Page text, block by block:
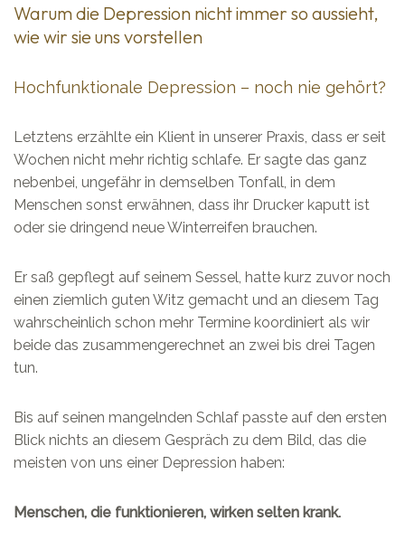
Warum die Depression nicht immer so aussieht,
wie wir sie uns vorstellen
Hochfunktionale Depression – noch nie gehört?
Letztens erzählte ein Klient in unserer Praxis, dass er seit
Wochen nicht mehr richtig schlafe. Er sagte das ganz
nebenbei, ungefähr in demselben Tonfall, in dem
Menschen sonst erwähnen, dass ihr Drucker kaputt ist
oder sie dringend neue Winterreifen brauchen.
Er saß gepflegt auf seinem Sessel, hatte kurz zuvor noch
einen ziemlich guten Witz gemacht und an diesem Tag
wahrscheinlich schon mehr Termine koordiniert als wir
beide das zusammengerechnet an zwei bis drei Tagen
tun.
Bis auf seinen mangelnden Schlaf passte auf den ersten
Blick nichts an diesem Gespräch zu dem Bild, das die
meisten von uns einer Depression haben:
Menschen, die funktionieren, wirken selten krank.